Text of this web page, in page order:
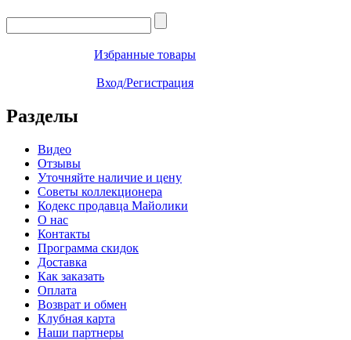
Избранные товары
Вход/Регистрация
Разделы
Видео
Отзывы
Уточняйте наличие и цену
Советы коллекционера
Кодекс продавца Майолики
О нас
Контакты
Программа скидок
Доставка
Как заказать
Оплата
Возврат и обмен
Клубная карта
Наши партнеры